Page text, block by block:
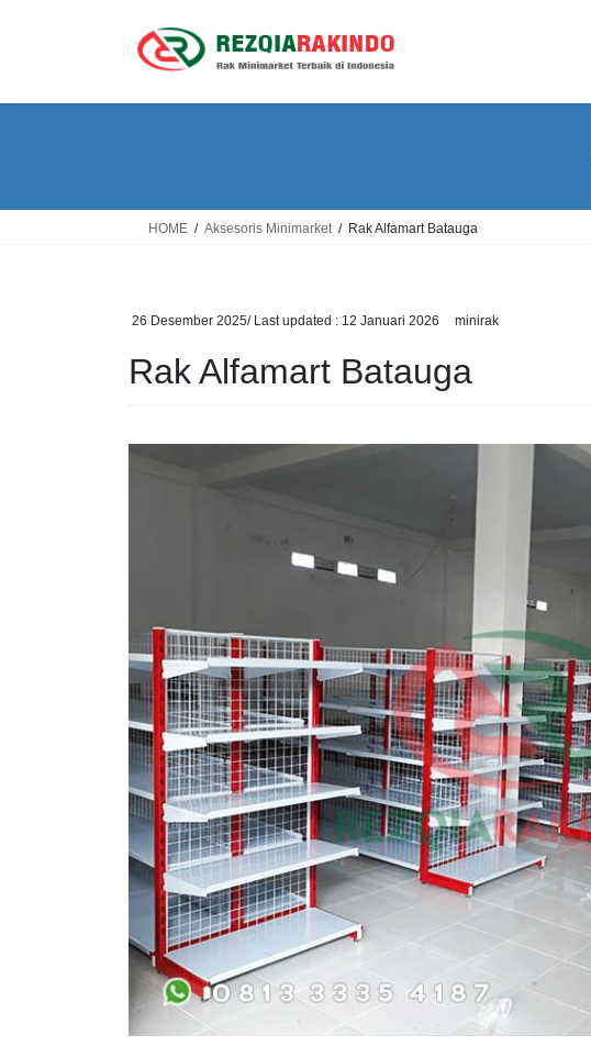
HOME Aksesoris Minimarket Rak Alfamart Batauga
26 Desember 2025/ Last updated : 12 Januari 2026 minirak
Rak Alfamart Batauga